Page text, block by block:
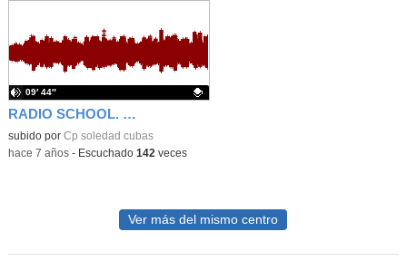
RADIO SCHOOL. ENTREVISTA A ESTRELLA ORTIZ FEBRERO 2020
Contenido educativo.
subido por Cp soledad cubas
09′ 44″
-hace 7 años- Escuchado 142veces
Ver más del mismo centro